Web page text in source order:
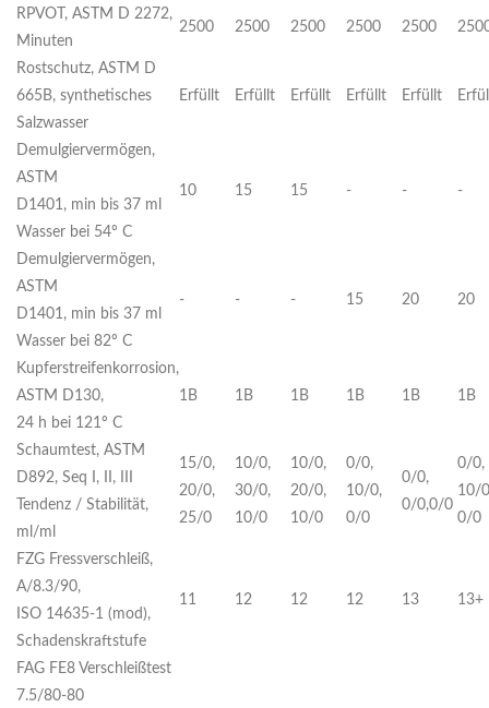
RPVOT, ASTM D 2272,
Minuten
2500 2500 2500 2500 2500
Rostschutz, ASTM D
665B, synthetisches
Salzwasser
Erfüllt Erfüllt Erfüllt Erfüllt Erfüllt
Demulgiervermögen,
ASTM
D1401, min bis 37 ml
Wasser bei 54º C
10 15 15 - - -
Demulgiervermögen,
ASTM
D1401, min bis 37 ml
Wasser bei 82º C
- - - 15 20 20
Kupferstreifenkorrosion,
ASTM D130,
24 h bei 121º C
1B 1B 1B 1B 1B 1B
Schaumtest, ASTM
D892, Seq I, II, III
Tendenz / Stabilität,
ml/ml
15/0,
20/0,
25/0
10/0,
30/0,
10/0
10/0,
20/0,
10/0
0/0,
10/0,
0/0
0/0,
0/0,0/0
0/0,
10/
0/0
FZG Fressverschleiß,
A/8.3/90,
ISO 14635-1 (mod),
Schadenskraftstufe
11 12 12 12 13 13+
FAG FE8 Verschleißtest
7.5/80-80